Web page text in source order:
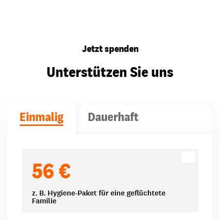
Jetzt spenden
Unterstützen Sie uns
Einmalig Dauerhaft
56 €
z. B. Hygiene-Paket für eine geflüchtete
Familie